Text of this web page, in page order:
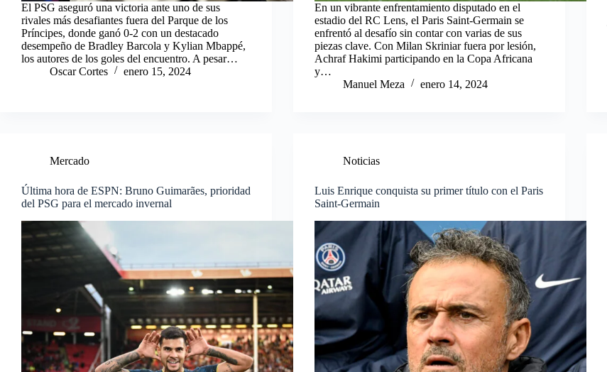
El PSG aseguró una victoria ante uno de sus
rivales más desafiantes fuera del Parque de los
Príncipes, donde ganó 0-2 con un destacado
desempeño de Bradley Barcola y Kylian Mbappé,
los autores de los goles del encuentro. A pesar…
Oscar Cortes
enero 15, 2024
En un vibrante enfrentamiento disputado en el
estadio del RC Lens, el Paris Saint-Germain se
enfrentó al desafío sin contar con varias de sus
piezas clave. Con Milan Skriniar fuera por lesión,
Achraf Hakimi participando en la Copa Africana
y…
Manuel Meza
enero 14, 2024
Mercado
Última hora de ESPN: Bruno Guimarães, prioridad
del PSG para el mercado invernal
Noticias
Luis Enrique conquista su primer título con el Paris
Saint-Germain